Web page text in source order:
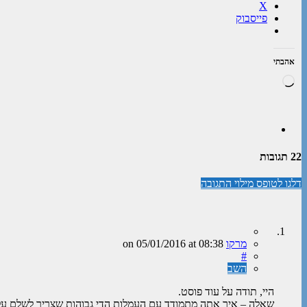
X
פייסבוק
אהבתי
22 תגובות
דלגו לטופס מילוי התגובה
מרקו 05/01/2016 at 08:38
#
השב
היי, תודה על עוד פוסט.
שאלה – איך אתה מתמודד עם העמלות הדי גבוהות שצריך לשלם